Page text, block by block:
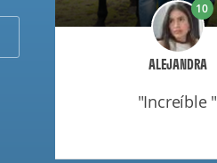
ALEJANDRA
10
"increíble "